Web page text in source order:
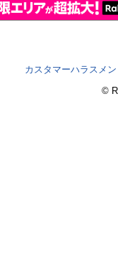
カスタマーハラスメ
©